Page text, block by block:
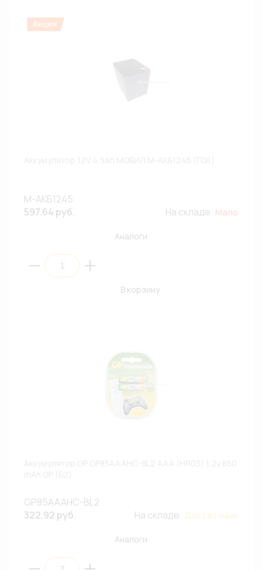
М-АКБ1245
597.64 руб.
На складе: Мало
Аналоги
В корзину
GP85AAAHC-BL2
322.92 руб.
На складе: Достаточно
Аналоги